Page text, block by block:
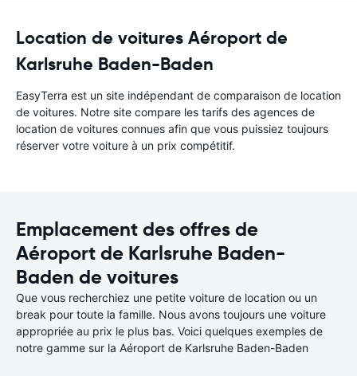
Location de voitures Aéroport de
Karlsruhe Baden-Baden
EasyTerra est un site indépendant de comparaison de location
de voitures. Notre site compare les tarifs des agences de
location de voitures connues afin que vous puissiez toujours
réserver votre voiture à un prix compétitif.
Emplacement des offres de
Aéroport de Karlsruhe Baden-
Baden de voitures
Que vous recherchiez une petite voiture de location ou un
break pour toute la famille. Nous avons toujours une voiture
appropriée au prix le plus bas. Voici quelques exemples de
notre gamme sur la Aéroport de Karlsruhe Baden-Baden